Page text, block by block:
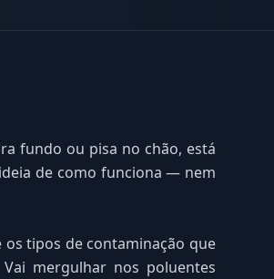
fundo ou pisa no chão, está
de como funciona — nem
os tipos de contaminação que
mergulhar nos poluentes